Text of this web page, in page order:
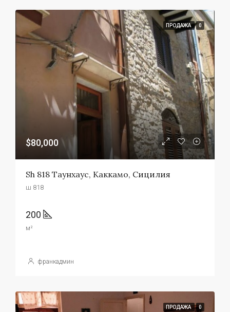
ПРОДАЖА 0
$80,000
Sh 818 Таунхаус, Каккамо, Сицилия
ш 818
200
м²
франкадмин
ПРОДАЖА 0